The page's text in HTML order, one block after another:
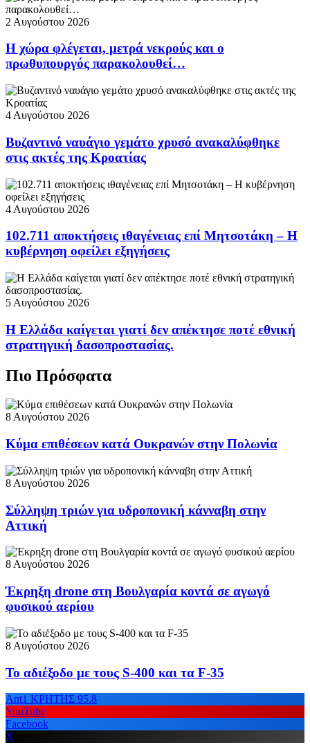
2 Αυγούστου 2026
Η χώρα φλέγεται, μετρά νεκρούς και ο
πρωθυπουργός παρακολουθεί…
4 Αυγούστου 2026
Βυζαντινό ναυάγιο γεμάτο χρυσό ανακαλύφθηκε
στις ακτές της Κροατίας
4 Αυγούστου 2026
102.711 αποκτήσεις ιθαγένειας επί Μητσοτάκη – Η
κυβέρνηση οφείλει εξηγήσεις
5 Αυγούστου 2026
Η Ελλάδα καίγεται γιατί δεν απέκτησε ποτέ εθνική
στρατηγική δασοπροστασίας.
Πιο Πρόσφατα
8 Αυγούστου 2026
Κύμα επιθέσεων κατά Ουκρανών στην Πολωνία
8 Αυγούστου 2026
Σύλληψη τριών για υδροπονική κάνναβη στην
Αττική
8 Αυγούστου 2026
Έκρηξη drone στη Βουλγαρία κοντά σε αγωγό
φυσικού αερίου
8 Αυγούστου 2026
Το αδιέξοδο με τους S-400 και τα F-35
Ant1 ΚΡΗΤΗΣ 95.8
YouTube
Facebook
X